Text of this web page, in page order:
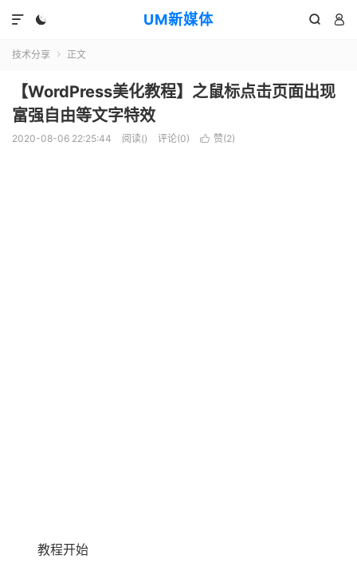
UM新媒体
  

技术分享  正文
【WordPress美化教程】之鼠标点击页面出现
富强自由等文字特效
2020-08-06 22:25:44 阅读() 评论(0)  赞(2)
教程开始